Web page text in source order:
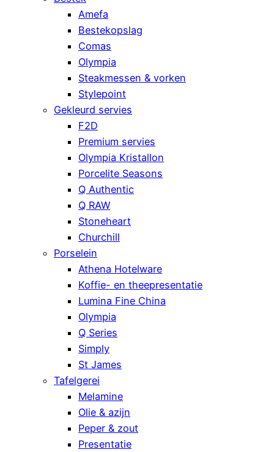
Amefa
Bestekopslag
Comas
Olympia
Steakmessen & vorken
Stylepoint
Gekleurd servies
F2D
Premium servies
Olympia Kristallon
Porcelite Seasons
Q Authentic
Q RAW
Stoneheart
Churchill
Porselein
Athena Hotelware
Koffie- en theepresentatie
Lumina Fine China
Olympia
Q Series
Simply
St James
Tafelgerei
Melamine
Olie & azijn
Peper & zout
Presentatie